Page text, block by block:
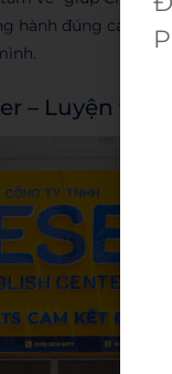
hành đúng cách,
– Luyện thi